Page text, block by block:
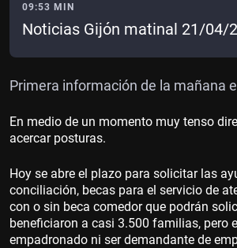
09:53 MIN
Noticias Gijón matinal 21/04/
Primera información de la mañana
En medio de un momento muy tenso
acercar posturas.
Hoy se abre el plazo para solicitar las
conciliación, becas para el servicio de
con o sin beca comedor que podrán
beneficiaron a casi 3.500 familias, pero
empadronado ni ser demandante de